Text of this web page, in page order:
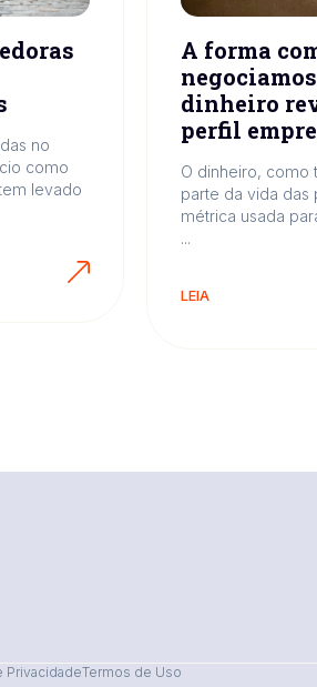
no
como
levado
A forma
dinheiro
perfil
O dinheiro, como
parte da vida das
métrica usada
...
LEIA
PrivacidadeTermos de Uso